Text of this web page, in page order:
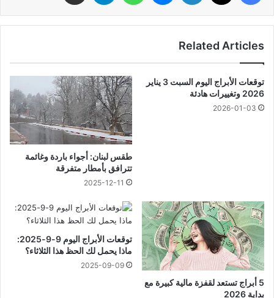
Related Articles
توقعات الأبراج اليوم السبت 3 يناير
2026 وتغييرات هادئة
2026-01-03
طقس لبنان: أجواء باردة وغائمة
تترافق بأمطار متفرقة
2025-12-11
5 أبراج تستعد لقفزة مالية كبيرة مع
بداية 2026
توقعات الأبراج اليوم 9-9-2025:
ماذا يحمل لك الحظ هذا الثلاثاء؟
2025-09-09